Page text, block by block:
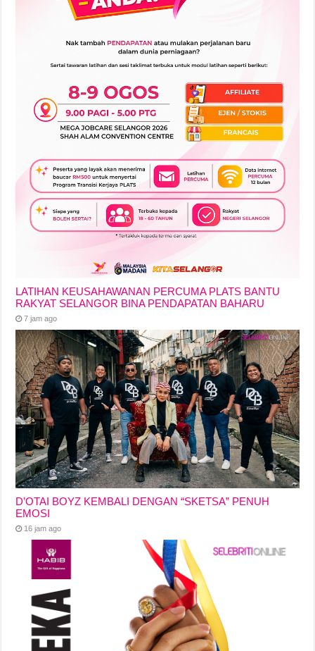
LATIHAN KEUSAHAWANAN PERCUMA PLATS BANTU
RAKYAT SELANGOR BINA PENDAPATAN BAHARU
7 jam ago
D’OTAI BOYZ KEMBALI DENGAN “SKETSA” PENUH
EMOSI
16 jam ago